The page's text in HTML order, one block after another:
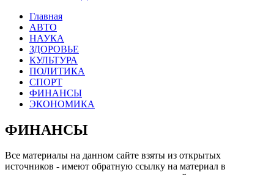
Главная
АВТО
НАУКА
ЗДОРОВЬЕ
КУЛЬТУРА
ПОЛИТИКА
СПОРТ
ФИНАНСЫ
ЭКОНОМИКА
ФИНАНСЫ
Все материалы на данном сайте взяты из открытых
источников - имеют обратную ссылку на материал в